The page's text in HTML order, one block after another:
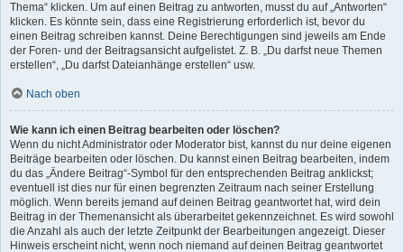
Thema“ klicken. Um auf einen Beitrag zu antworten, musst du auf „Antworten“
klicken. Es könnte sein, dass eine Registrierung erforderlich ist, bevor du
einen Beitrag schreiben kannst. Deine Berechtigungen sind jeweils am Ende
der Foren- und der Beitragsansicht aufgelistet. Z. B. „Du darfst neue Themen
erstellen“, „Du darfst Dateianhänge erstellen“ usw.
Nach oben
Wie kann ich einen Beitrag bearbeiten oder löschen?
Wenn du nicht Administrator oder Moderator bist, kannst du nur deine eigenen
Beiträge bearbeiten oder löschen. Du kannst einen Beitrag bearbeiten, indem
du das „Ändere Beitrag“-Symbol für den entsprechenden Beitrag anklickst;
eventuell ist dies nur für einen begrenzten Zeitraum nach seiner Erstellung
möglich. Wenn bereits jemand auf deinen Beitrag geantwortet hat, wird dein
Beitrag in der Themenansicht als überarbeitet gekennzeichnet. Es wird sowohl
die Anzahl als auch der letzte Zeitpunkt der Bearbeitungen angezeigt. Dieser
Hinweis erscheint nicht, wenn noch niemand auf deinen Beitrag geantwortet